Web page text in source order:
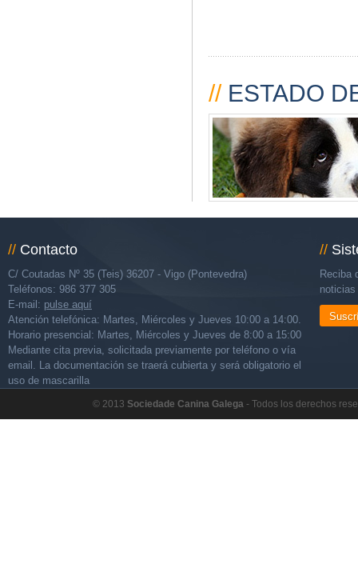
//ESTADO
// Contacto
C/ Coutadas Nº 35 (Teis) 36207 - Vigo (Pontevedra)
Teléfonos: 986 377 305
E-mail: pulse aquí
Atención telefónica: Martes, Miércoles y Jueves 10:00 a 14:00.
Horario presencial: Martes, Miércoles y Jueves de 8:00 a 15:00
Mediante cita previa, solicitada previamente por teléfono o vía
email. La documentación se traerá cubierta y será obligatorio el
uso de mascarilla
//
Reciba
© 2013 Sociedade Canina Galega - Todos los derechos